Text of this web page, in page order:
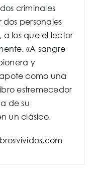
criminales
personajes
los que el lector
«A sangre
y
como una
estremecedor
de su
un clásico.